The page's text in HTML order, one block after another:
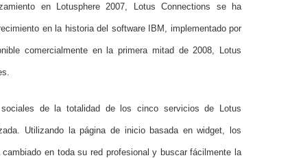
en Lotusphere 2007, Lotus Connections se ha
en la historia del software IBM, implementado por
comercialmente en la primera mitad de 2008, Lotus
de la totalidad de los cinco servicios de Lotus
Utilizando la página de inicio basada en widget, los
en toda su red profesional y buscar fácilmente la